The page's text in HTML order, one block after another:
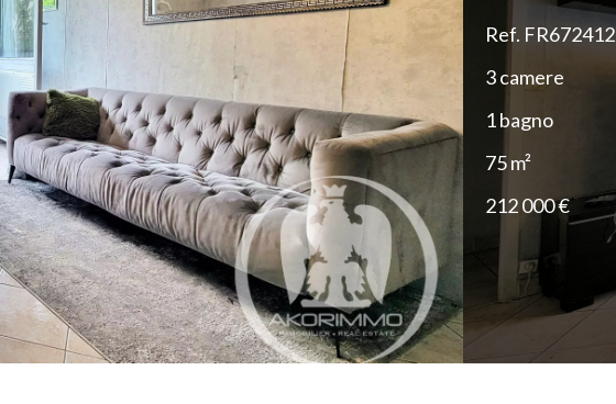
Ref. FR672412
3 camere
1 bagno
75 m²
212 000 €